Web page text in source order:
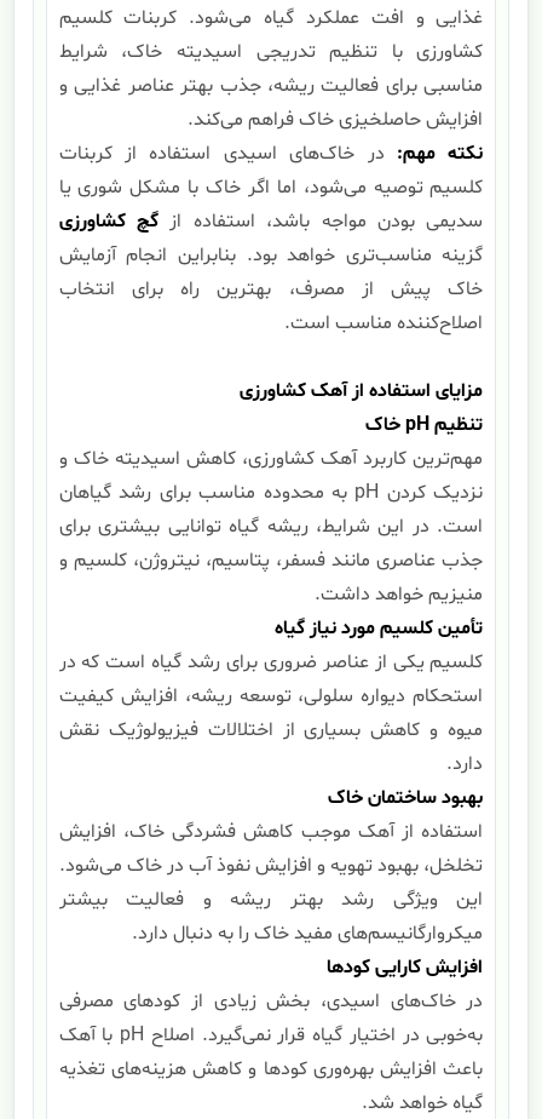
غذایی و افت عملکرد گیاه می‌شود. کربنات کلسیم
کشاورزی با تنظیم تدریجی اسیدیته خاک، شرایط
مناسبی برای فعالیت ریشه، جذب بهتر عناصر غذایی و
افزایش حاصلخیزی خاک فراهم می‌کند.
نکته مهم: در خاک‌های اسیدی استفاده از کربنات
کلسیم توصیه می‌شود، اما اگر خاک با مشکل شوری یا
سدیمی بودن مواجه باشد، استفاده ازگچ کشاورزی
گزینه مناسب‌تری خواهد بود. بنابراین انجام آزمایش
خاک پیش از مصرف، بهترین راه برای انتخاب
اصلاح‌کننده مناسب است.
مزایای استفاده از آهک کشاورزی
تنظیمpH
خاک
مهم‌ترین کاربرد آهک کشاورزی، کاهش اسیدیته خاک و
نزدیک کردن pH به محدوده مناسب برای رشد گیاهان
است. در این شرایط، ریشه گیاه توانایی بیشتری برای
جذب عناصری مانند فسفر، پتاسیم، نیتروژن، کلسیم و
منیزیم خواهد داشت.
تأمین کلسیم مورد نیاز گیاه
کلسیم یکی از عناصر ضروری برای رشد گیاه است که در
استحکام دیواره سلولی، توسعه ریشه، افزایش کیفیت
میوه و کاهش بسیاری از اختلالات فیزیولوژیک نقش
دارد.
بهبود ساختمان خاک
استفاده از آهک موجب کاهش فشردگی خاک، افزایش
تخلخل، بهبود تهویه و افزایش نفوذ آب در خاک می‌شود.
این ویژگی رشد بهتر ریشه و فعالیت بیشتر
میکروارگانیسم‌های مفید خاک را به دنبال دارد.
افزایش کارایی کودها
در خاک‌های اسیدی، بخش زیادی از کودهای مصرفی
به‌خوبی در اختیار گیاه قرار نمی‌گیرد. اصلاح pH با آهک
باعث افزایش بهره‌وری کودها و کاهش هزینه‌های تغذیه
گیاه خواهد شد.